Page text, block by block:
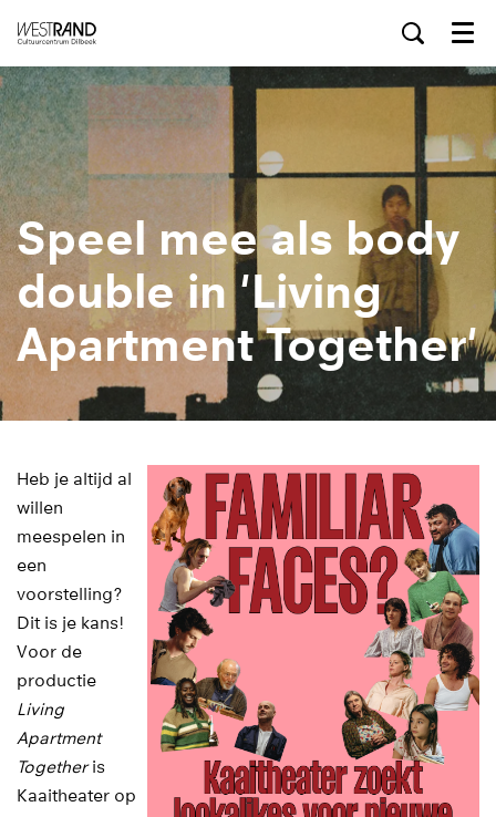
Menu
Speel mee als body
double in 'Living
Apartment Together'
Heb je altijd al
willen
meespelen in
een
voorstelling?
Dit is je kans!
Voor de
productie
Living
Apartment
Togetheris
Kaaitheater op